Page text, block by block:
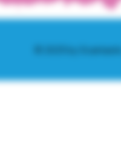
© 2025 by Scantastic.